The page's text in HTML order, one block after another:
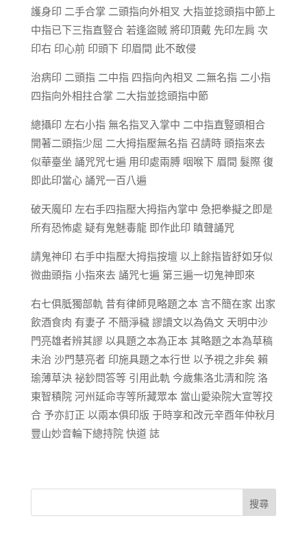
護身印 二手合掌 二頭指向外相叉 大指並捻頭指中節上
中指已下三指直豎合 若逢盜賊 將印頂戴 先印左肩 次
印右 印心前 印頭下 印眉間 此不敢侵
治病印 二頭指 二中指 四指向內相叉 二無名指 二小指
四指向外相拄合掌 二大指並捻頭指中節
總攝印 左右小指 無名指叉入掌中 二中指直豎頭相合
開著二頭指少屈 二大拇指壓無名指 召請時 頭指來去
似華臺坐 誦咒咒七遍 用印處兩膊 咽喉下 眉間 髮際 復
即此印當心 誦咒一百八遍
破天魔印 左右手四指壓大拇指內掌中 急把拳擬之即是
所有恐怖處 疑有鬼魅毒龍 即作此印 瞋聲誦咒
請鬼神印 右手中指壓大拇指按壇 以上餘指皆舒如牙似
微曲頭指 小指來去 誦咒七遍 第三遍一切鬼神即來
右七俱胝獨部軌 昔有律師見略題之本 言不簡在家 出家
飲酒食肉 有妻子 不簡淨穢 謬讀文以為偽文 天明中沙
門亮雄者辨其謬 以具題之本為正本 其略題之本為草稿
未治 沙門慧亮者 印施具題之本行世 以予視之非矣 賴
瑜薄草決 祕鈔問答等 引用此軌 今歲集洛北清和院 洛
東智積院 河州延命寺等所藏眾本 當山愛染院大宣等挍
合 予亦訂正 以兩本俱印版 于時享和改元辛酉年仲秋月
豐山妙音輪下總持院 快道 誌